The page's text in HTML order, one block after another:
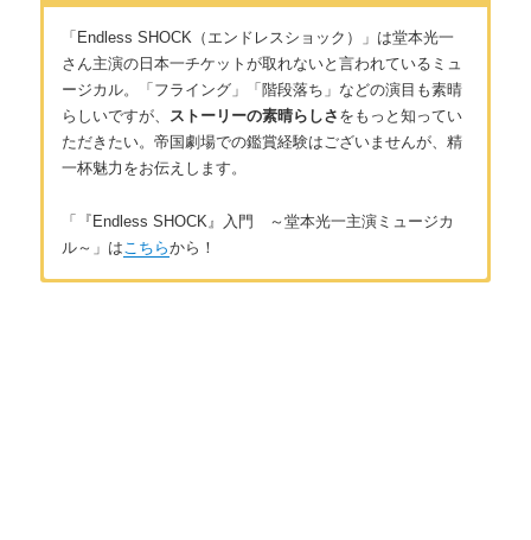
「Endless SHOCK（エンドレスショック）」は堂本光一
さん主演の日本一チケットが取れないと言われているミュ
ージカル。「フライング」「階段落ち」などの演目も素晴
らしいですが、 ストーリーの素晴らしさ をもっと知ってい
ただきたい。帝国劇場での鑑賞経験はございませんが、精
一杯魅力をお伝えします。
「『Endless SHOCK』入門 ～堂本光一主演ミュージカ
ル～」はこちらから！